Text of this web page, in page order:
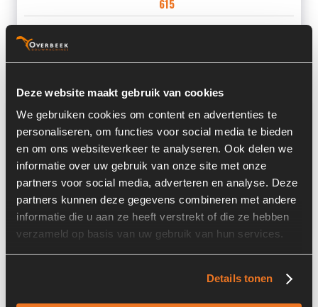
Deze website maakt gebruik van cookies
We gebruiken cookies om content en advertenties te
personaliseren, om functies voor social media te bieden
en om ons websiteverkeer te analyseren. Ook delen we
informatie over uw gebruik van onze site met onze
partners voor social media, adverteren en analyse. Deze
partners kunnen deze gegevens combineren met andere
informatie die u aan ze heeft verstrekt of die ze hebben
verzameld op basis van uw gebruik van hun services.
Details tonen
615
Informatie
Locatie:
4C10M
Serienummer:
0002A
Land:
Nederland
Overige informatie